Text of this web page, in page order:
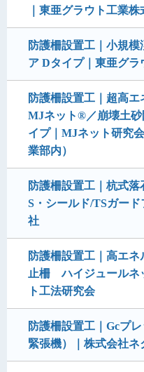
｜東亜グラウト工業株
防護柵設置工｜小規
ア Dタイプ｜東亜グ
防護柵設置工｜超高
MJネット®／崩壊土
イプ｜MJネット研究
業部内）
防護柵設置工｜杭式
S・シールド/TSガー
社
防護柵設置工｜高エ
止柵 ハイジュールネ
ト工法研究会
防護柵設置工｜Gcプ
緊張機）｜株式会社